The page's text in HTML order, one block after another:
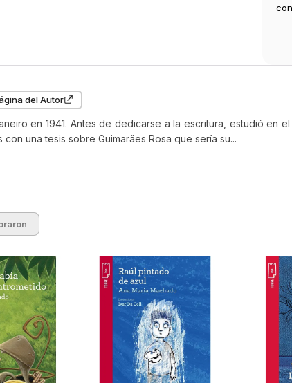
del Autor
en 1941. Antes de dedicarse a la escritura, estudió en
una tesis sobre Guimarães Rosa que sería su...